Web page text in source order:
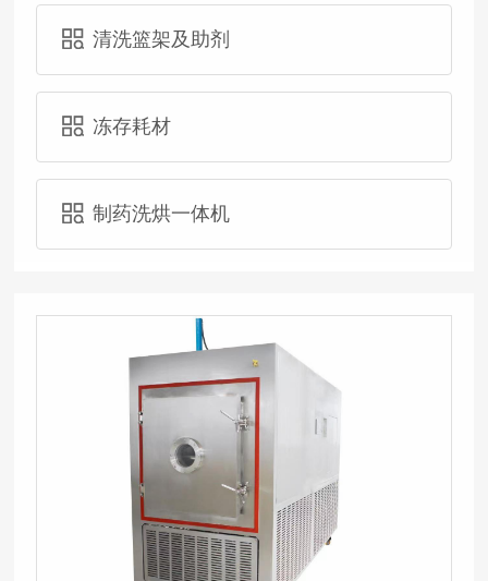
清洗篮架及助剂
冻存耗材
制药洗烘一体机